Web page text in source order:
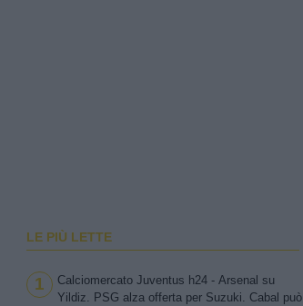
LE PIÙ LETTE
1
Calciomercato Juventus h24 - Arsenal su
Yildiz. PSG alza offerta per Suzuki. Cabal può